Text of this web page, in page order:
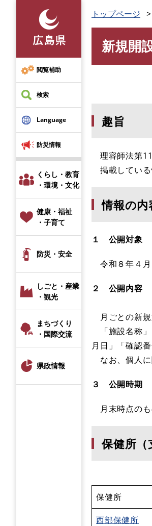
先
頭
で
す
閲覧補助
検索
Language
防災情報
くらし・教育
・環境・文化
健康・福祉
・子育て
防災・安全
しごと・産業
・観光
まちづくり
・国際交流
県政情報
トップページ
新規開
趣旨
理容師法第
掲載してい
情報の内
１ 公開対象
令和８年４
２ 公開内容
月ごとの新
「施設名称」
月日」「確認番
なお、個人に
３ 公開時期
月末時点のも
保健所（
保健所
西部保健所